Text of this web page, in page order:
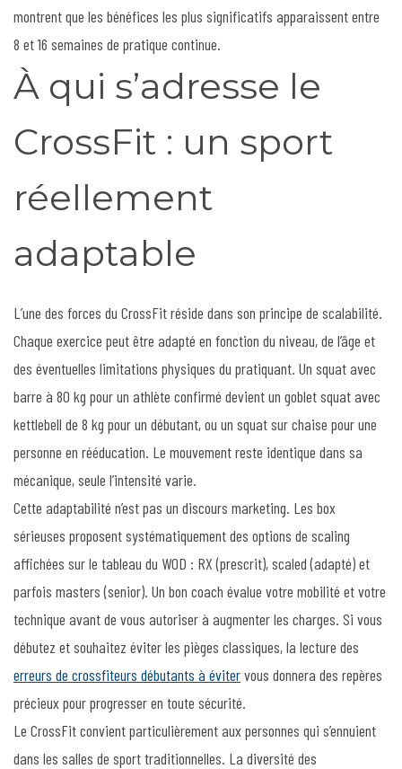
montrent que les bénéfices les plus significatifs apparaissent entre
8 et 16 semaines de pratique continue.
À qui s’adresse le
CrossFit : un sport
réellement
adaptable
L’une des forces du CrossFit réside dans son principe de scalabilité.
Chaque exercice peut être adapté en fonction du niveau, de l’âge et
des éventuelles limitations physiques du pratiquant. Un squat avec
barre à 80 kg pour un athlète confirmé devient un goblet squat avec
kettlebell de 8 kg pour un débutant, ou un squat sur chaise pour une
personne en rééducation. Le mouvement reste identique dans sa
mécanique, seule l’intensité varie.
Cette adaptabilité n’est pas un discours marketing. Les box
sérieuses proposent systématiquement des options de scaling
affichées sur le tableau du WOD : RX (prescrit), scaled (adapté) et
parfois masters (senior). Un bon coach évalue votre mobilité et votre
technique avant de vous autoriser à augmenter les charges. Si vous
débutez et souhaitez éviter les pièges classiques, la lecture des
erreurs de crossfiteurs débutants à évitervous donnera des repères
précieux pour progresser en toute sécurité.
Le CrossFit convient particulièrement aux personnes qui s’ennuient
dans les salles de sport traditionnelles. La diversité des